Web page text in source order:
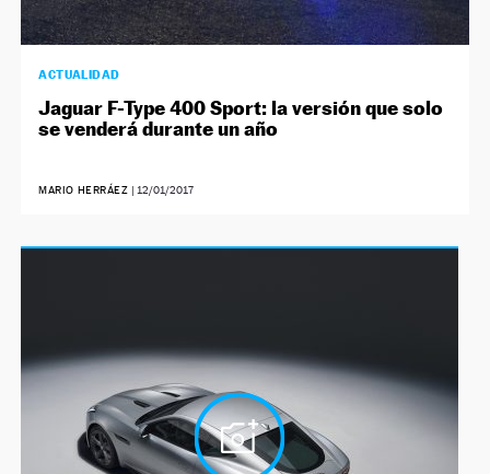
ACTUALIDAD
Jaguar F-Type 400 Sport: la versión que solo
se venderá durante un año
MARIO HERRÁEZ | 12/01/2017